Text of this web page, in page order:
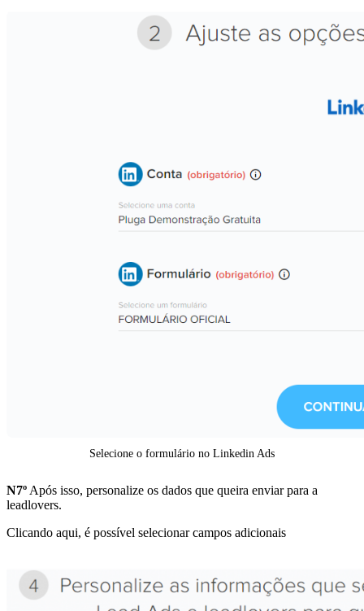
Selecione o formulário no Linkedin Ads
N7ºApós isso, personalize os dados que queira enviar para a
leadlovers.
Clicando aqui, é possível selecionar campos adicionais